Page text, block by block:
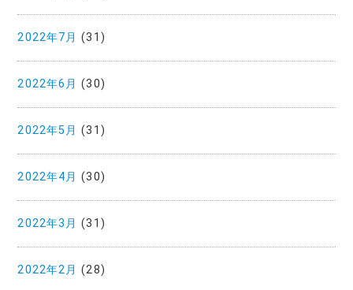
2022年7月 (31)
2022年6月 (30)
2022年5月 (31)
2022年4月 (30)
2022年3月 (31)
2022年2月 (28)